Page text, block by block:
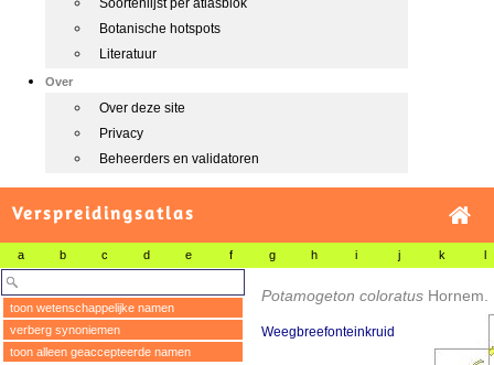
Soortenlijst per atlasblok
Botanische hotspots
Literatuur
Over
Over deze site
Privacy
Beheerders en validatoren
Verspreidingsatlas
a b c d e f g h i j k l
toon wetenschappelijke namen
verberg synoniemen
toon alleen geaccepteerde namen
Potamogeton coloratus Hornem.
Weegbreefonteinkruid